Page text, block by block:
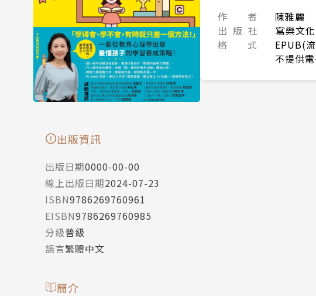
作 者
陳雅麗
出 版 社
寫樂文化
格 式
EPUB(
不提供
出版資訊
出版日期0000-00-00
線上出版日期2024-07-23
ISBN9786269760961
EISBN9786269760985
分級普級
語言繁體中文
簡介